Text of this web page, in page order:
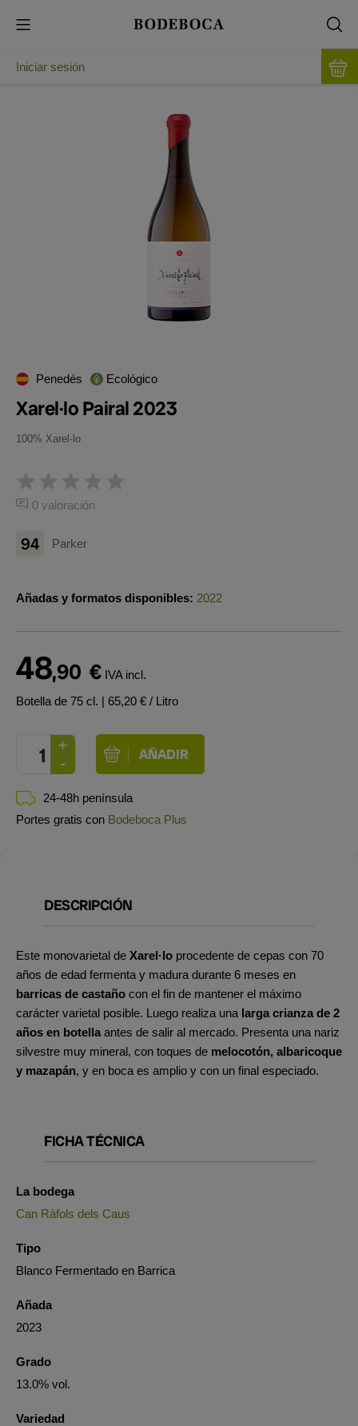
Iniciar sesión
Penedés Ecológico
Xarel·lo Pairal 2023
100% Xarel·lo
0 valoración
94 Parker
Añadas y formatos disponibles: 2022
48,90 € IVA incl.
Botella de 75 cl. | 65,20 € / Litro
24-48h península
Portes gratis con Bodeboca Plus
DESCRIPCIÓN
Este monovarietal de Xarel·lo procedente de cepas con 70
años de edad fermenta y madura durante 6 meses en
barricas de castaño con el fin de mantener el máximo
carácter varietal posible. Luego realiza una larga crianza de 2
años en botella antes de salir al mercado. Presenta una nariz
silvestre muy mineral, con toques de melocotón, albaricoque
y mazapán, y en boca es amplio y con un final especiado.
FICHA TÉCNICA
La bodega
Can Ràfols dels Caus
Tipo
Blanco Fermentado en Barrica
Añada
2023
Grado
13.0% vol.
Variedad